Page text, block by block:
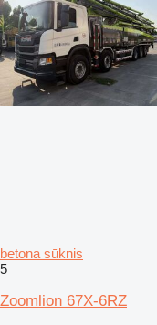
betona sūknis
5
Zoomlion 67X-6RZ